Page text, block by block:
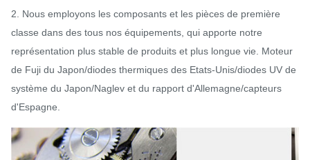
2. Nous employons les composants et les pièces de première
classe dans des tous nos équipements, qui apporte notre
représentation plus stable de produits et plus longue vie. Moteur
de Fuji du Japon/diodes thermiques des Etats-Unis/diodes UV de
système du Japon/Naglev et du rapport d'Allemagne/capteurs
d'Espagne.